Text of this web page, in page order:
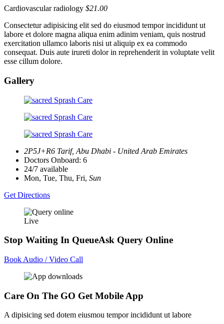
Cardiovascular radiology $21.00
Consectetur adipisicing elit sed do eiusmod tempor incididunt ut
labore et dolore magna aliqua enim adinim veniam, quis nostrud
exercitation ullamco laboris nisi ut aliquip ex ea commodo
consequat. Duis aute irureti dolor in reprehenderit in voluptate velit
esse cillum dolore.
Gallery
2P5J+R6 Tarif, Abu Dhabi - United Arab Emirates
Doctors Onboard: 6
24/7 available
Mon, Tue, Thu, Fri, Sun
Get Directions
Live
Stop Waiting In QueueAsk Query Online
Book Audio / Video Call
Care On The GO Get Mobile App
A dipisicing sed dotem eiusmou tempor incididunt ut labore